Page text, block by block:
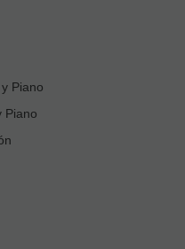
Piano
Piano